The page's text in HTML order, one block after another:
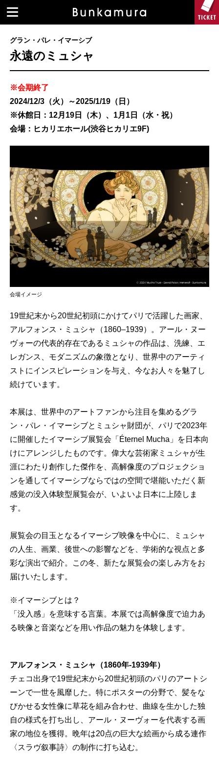
グラン・パレ・イマーシブ
永遠のミュシャ
※会期終了
2024/12/3（火）～2025/1/19（日）
※休館日：12月19日（木）、1月1日（水・祝）
会場：ヒカリエホール(渋谷ヒカリエ9F)
会場イメージ
19世紀末から20世紀初頭にかけてパリで活躍した画家、
アルフォンス・ミュシャ（1860–1939）。アール・ヌー
ヴォーの代表的存在であるミュシャの作品は、洗練、エ
レガンス、モダニズムの象徴となり、世界中のアーティ
ストにインスピレーションを与え、今なお人々を魅了し
続けています。
本展は、世界中のアートファンから注目を集めるグラ
ン・パレ・イマーシブとミュシャ財団が、パリで2023年
に開催したイマーシブ展覧会「Éternel Mucha」を日本向
けにアレンジしたものです。偉大な芸術家ミュシャが生
涯にわたり創作した傑作を、高解像度のプロジェクショ
ンを通してイマーシブならではの空間で堪能いただく新
感覚の没入体験型展覧会が、いよいよ日本に上陸しま
す。
展覧会の目玉となるイマーシブ映像を中心に、ミュシャ
の人生、画業、後世への影響などを、学術的な視点と多
彩な演出で紹介。この冬、新たな展覧会の楽しみ方をお
届けいたします。
※イマーシブとは？
「没入感」を意味する言葉。本展では高解像度で迫力あ
る映像と音楽などを用い作品の魅力を体験します。
アルフォンス・ミュシャ（1860年-1939年）
チェコ出身で19世紀末から20世紀初頭のパリのアートシ
ーンで一世を風靡した。特にポスターの分野で、髪をな
びかせる女性像に草花を組み合わせ、曲線を生かした独
自の様式を打ち出し、アール・ヌーヴォーを代表する画
家の地位を獲得。晩年は20点の巨大な絵画から成る連作
〈スラヴ叙事詩〉の制作に打ち込む。